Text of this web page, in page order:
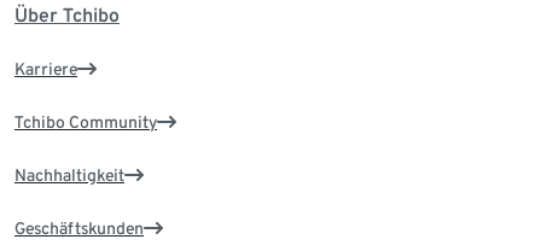
Über Tchibo
Karriere
Tchibo Community
Nachhaltigkeit
Geschäftskunden